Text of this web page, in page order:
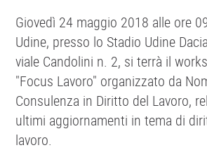
Giovedì 24 maggio 2018 alle ore
Udine, presso lo Stadio Udine
viale Candolini n. 2, si terrà il
"Focus Lavoro" organizzato da
Consulenza in Diritto del Lavoro,
ultimi aggiornamenti in tema di
lavoro.